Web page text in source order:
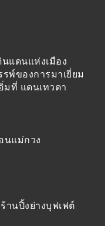
แดนแห่งเมือง
พ์ของการมาเยี่ยม
มที่ แดนเทวดา
นแม่กวง
นปิ้งย่างบุฟเฟต์